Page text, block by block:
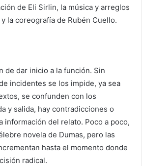
de Eli Sirlin, la música y arreglos
la coreografía de Rubén Cuello.
de dar inicio a la función. Sin
incidentes se los impide, ya sea
se confunden con los
y salida, hay contradicciones o
información del relato. Poco a poco,
novela de Dumas, pero las
hasta el momento donde
radical.